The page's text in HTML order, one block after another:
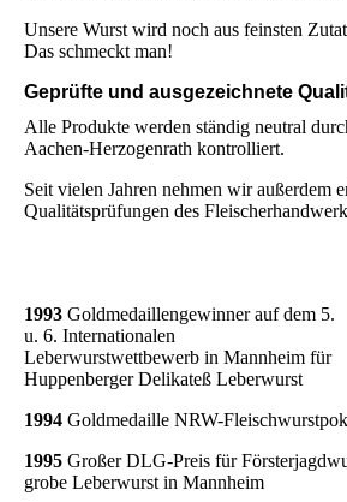
Unsere Wurst wird noch aus feinsten
Das schmeckt man!
Geprüfte und ausgezeichnete
Alle Produkte werden ständig neutral
Aachen-Herzogenrath kontrolliert.
Seit vielen Jahren nehmen wir außerdem
Qualitätsprüfungen des
1993 Goldmedaillengewinner auf dem 5.
u. 6. Internationalen
Leberwurstwettbewerb in Mannheim für
Huppenberger Delikateß Leberwurst
1994 Goldmedaille NRW-
1995 Großer DLG-Preis für
grobe Leberwurst in Mannheim